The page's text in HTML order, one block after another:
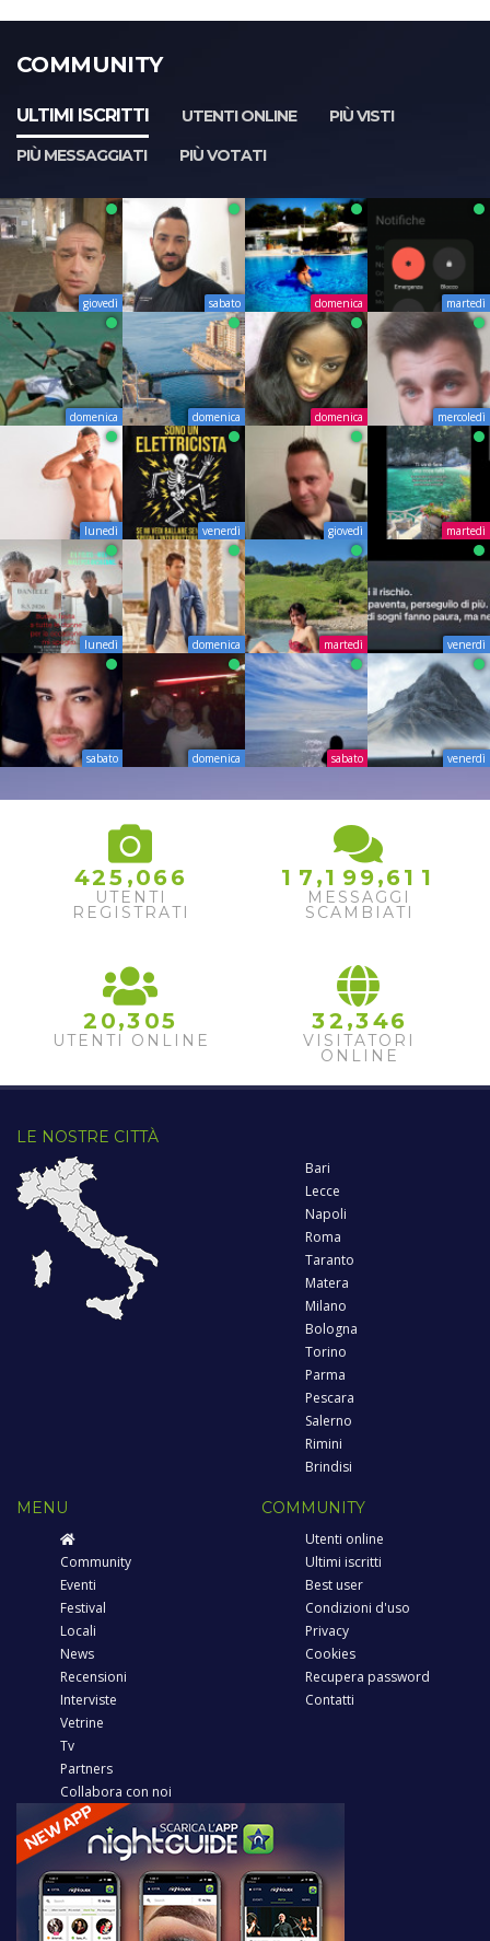
COMMUNITY
ULTIMI ISCRITTI UTENTI ONLINE
PIÙ VISTI
PIÙ MESSAGGIATI
PIÙ VOTATI
giovedì sabato domenica martedì
domenica domenica domenica mercoledì
lunedì venerdì giovedì martedì
lunedì domenica martedì venerdì
sabato domenica sabato venerdì
425 ,066
UTENTI
REGISTRATI
1 7 ,1 99,61 1
MESSAGGI
SCAMBIATI
2 0,3 05
UTENTI ONLINE
32 ,346
VISITATORI
ONLINE
LE NOSTRE CITTÀ
Bari
Lecce
Napoli
Roma
Taranto
Matera
Milano
Bologna
Torino
Parma
Pescara
Salerno
Rimini
Brindisi
MENU
Community
Eventi
Festival
Locali
News
Recensioni
Interviste
Vetrine
Tv
Partners
Collabora con noi
COMMUNITY
Utenti online
Ultimi iscritti
Best user
Condizioni d'uso
Privacy
Cookies
Recupera password
Contatti